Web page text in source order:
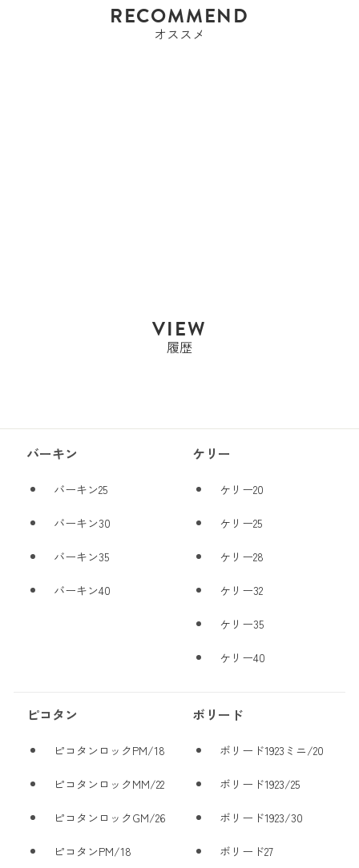
RECOMMEND
オススメ
VIEW
履歴
バーキン
バーキン25
バーキン30
バーキン35
バーキン40
ケリー
ケリー20
ケリー25
ケリー28
ケリー32
ケリー35
ケリー40
ピコタン
ピコタンロックPM/18
ピコタンロックMM/22
ピコタンロックGM/26
ピコタンPM/18
ボリード
ボリード1923ミニ/20
ボリード1923/25
ボリード1923/30
ボリード27